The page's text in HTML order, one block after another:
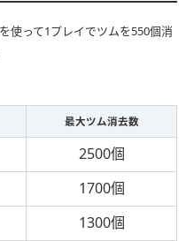
使って1プレイでツムを550個消
最大ツム消去数
2500個
1700個
1300個